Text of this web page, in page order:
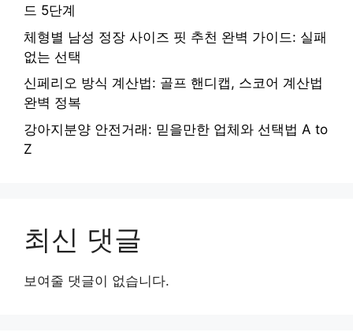
드 5단계
체형별 남성 정장 사이즈 핏 추천 완벽 가이드: 실패
없는 선택
신페리오 방식 계산법: 골프 핸디캡, 스코어 계산법
완벽 정복
강아지분양 안전거래: 믿을만한 업체와 선택법 A to
Z
최신 댓글
보여줄 댓글이 없습니다.